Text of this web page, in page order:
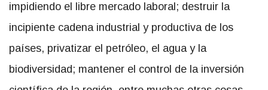
impidiendo el libre mercado laboral; destruir la
incipiente cadena industrial y productiva de los
países, privatizar el petróleo, el agua y la
biodiversidad; mantener el control de la inversión